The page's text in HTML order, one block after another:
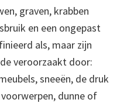
graven, krabben
en een ongepast
als, maar zijn
veroorzaakt door:
sneeën, de druk
dunne of